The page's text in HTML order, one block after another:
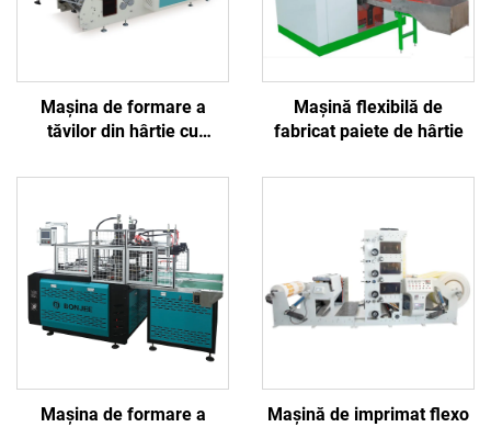
Mașina de formare a
tăvilor din hârtie cu
BJ-B
Mașină flexibilă de
fabricat paiete de hârtie
Mașina de formare a
Mașină de imprimat flexo